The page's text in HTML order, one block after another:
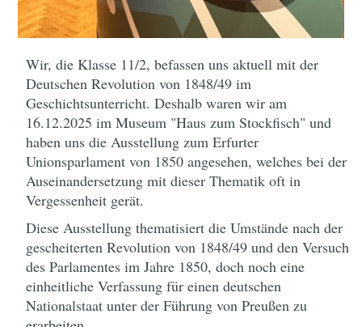
Wir, die Klasse 11/2, befassen uns aktuell mit der
Deutschen Revolution von 1848/49 im
Geschichtsunterricht. Deshalb waren wir am
16.12.2025 im Museum "Haus zum Stockfisch" und
haben uns die Ausstellung zum Erfurter
Unionsparlament von 1850 angesehen, welches bei der
Auseinandersetzung mit dieser Thematik oft in
Vergessenheit gerät.
Diese Ausstellung thematisiert die Umstände nach der
gescheiterten Revolution von 1848/49 und den Versuch
des Parlamentes im Jahre 1850, doch noch eine
einheitliche Verfassung für einen deutschen
Nationalstaat unter der Führung von Preußen zu